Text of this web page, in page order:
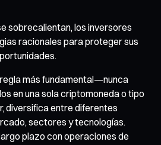
sobrecalientan, los inversores
racionales para proteger sus
más fundamental—nunca
en una sola criptomoneda o tipo
diversifica entre diferentes
sectores y tecnologías.
plazo con operaciones de